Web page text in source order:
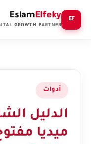
EF
EslamElfeky
GROWTH PARTNER
أدوات
الدليل